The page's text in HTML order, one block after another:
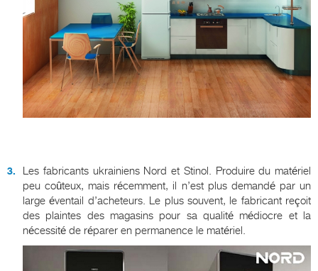
Les fabricants ukrainiens Nord et Stinol. Produire du matériel
peu coûteux, mais récemment, il n’est plus demandé par un
large éventail d’acheteurs. Le plus souvent, le fabricant reçoit
des plaintes des magasins pour sa qualité médiocre et la
nécessité de réparer en permanence le matériel.